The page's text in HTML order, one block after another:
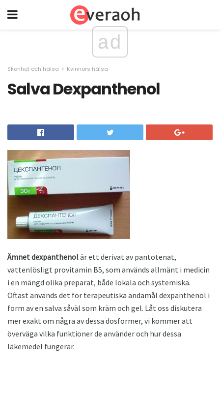
ad
Skönhet och hälsa Kvinnors hälsa
Salva Dexpanthenol
Ämnet dexpanthenolär ett derivat av pantotenat,
vattenlösligt provitamin B5, som används allmänt i medicin
i en mängd olika preparat, både lokala och systemiska.
Oftast används det för terapeutiska ändamål dexpanthenol i
form av en salva såväl som kräm och gel. Låt oss diskutera
mer exakt om några av dessa dosformer, vi kommer att
överväga vilka funktioner de använder och hur dessa
läkemedel fungerar.